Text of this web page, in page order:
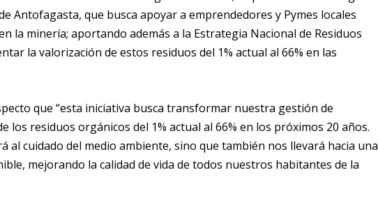
Antofagasta, que busca apoyar a emprendedores y Pymes locales
la minería; aportando además a la Estrategia Nacional de Residuos
la valorización de estos residuos del 1% actual al 66% en las
que “esta iniciativa busca transformar nuestra gestión de
los residuos orgánicos del 1% actual al 66% en los próximos 20 años.
al cuidado del medio ambiente, sino que también nos llevará hacia una
mejorando la calidad de vida de todos nuestros habitantes de la